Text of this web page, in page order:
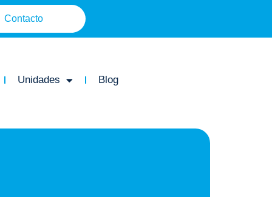
Contacto
Unidades Blog